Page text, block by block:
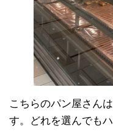
こちらのパン屋さん
す。どれを選んでも